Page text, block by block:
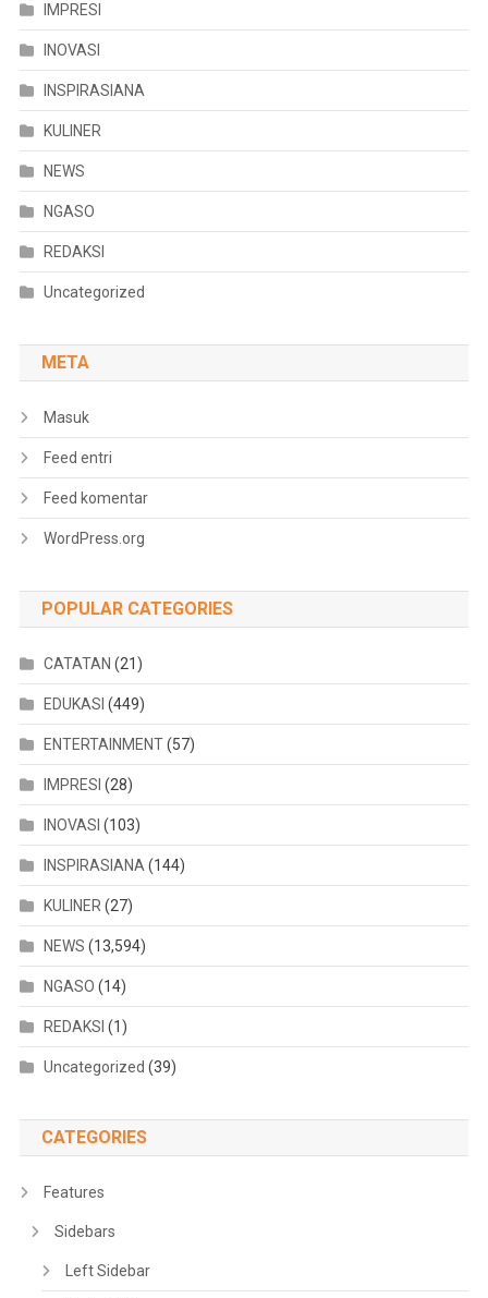
IMPRESI
INOVASI
INSPIRASIANA
KULINER
NEWS
NGASO
REDAKSI
Uncategorized
META
Masuk
Feed entri
Feed komentar
WordPress.org
POPULAR CATEGORIES
CATATAN (21)
EDUKASI (449)
ENTERTAINMENT(57)
IMPRESI (28)
INOVASI (103)
INSPIRASIANA (144)
KULINER (27)
NEWS (13,594)
NGASO (14)
REDAKSI (1)
Uncategorized (39)
CATEGORIES
Features
Sidebars
Left Sidebar